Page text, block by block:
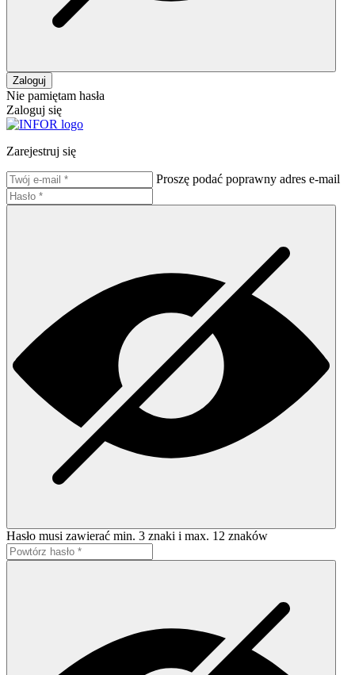
Zaloguj
Nie pamiętam hasła
Zaloguj się
Zarejestruj się
Proszę podać poprawny adres e-mail
Hasło musi zawierać min. 3 znaki i max. 12 znaków